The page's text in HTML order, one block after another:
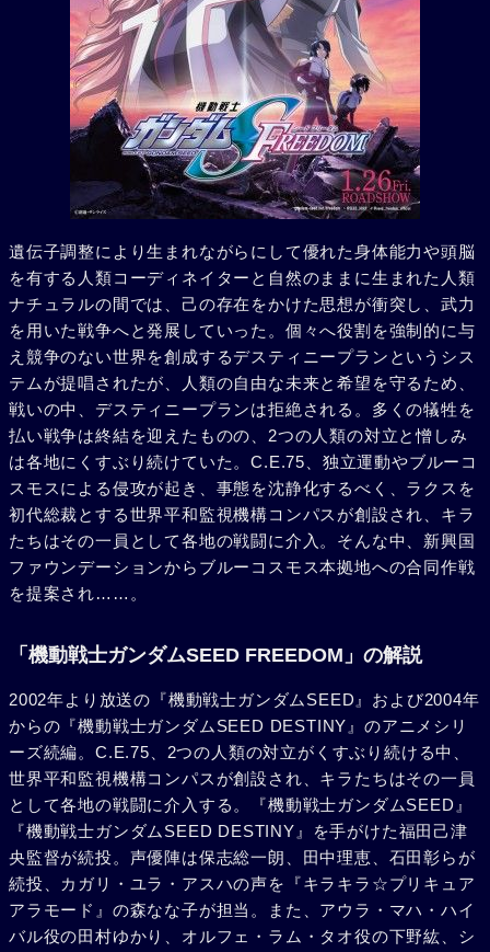
遺伝子調整により生まれながらにして優れた身体能力や頭脳
を有する人類コーディネイターと自然のままに生まれた人類
ナチュラルの間では、己の存在をかけた思想が衝突し、武力
を用いた戦争へと発展していった。個々へ役割を強制的に与
え競争のない世界を創成するデスティニープランというシス
テムが提唱されたが、人類の自由な未来と希望を守るため、
戦いの中、デスティニープランは拒絶される。多くの犠牲を
払い戦争は終結を迎えたものの、2つの人類の対立と憎しみ
は各地にくすぶり続けていた。C.E.75、独立運動やブルーコ
スモスによる侵攻が起き、事態を沈静化するべく、ラクスを
初代総裁とする世界平和監視機構コンパスが創設され、キラ
たちはその一員として各地の戦闘に介入。そんな中、新興国
ファウンデーションからブルーコスモス本拠地への合同作戦
を提案され……。
「機動戦士ガンダムSEED FREEDOM」の解説
2002年より放送の『機動戦士ガンダムSEED』および2004年
からの『機動戦士ガンダムSEED DESTINY』のアニメシリ
ーズ続編。C.E.75、2つの人類の対立がくすぶり続ける中、
世界平和監視機構コンパスが創設され、キラたちはその一員
として各地の戦闘に介入する。『機動戦士ガンダムSEED』
『機動戦士ガンダムSEED DESTINY』を手がけた福田己津
央監督が続投。声優陣は保志総一朗、田中理恵、石田彰らが
続投、カガリ・ユラ・アスハの声を『キラキラ☆プリキュア
アラモード』の森なな子が担当。また、アウラ・マハ・ハイ
バル役の田村ゆかり、オルフェ・ラム・タオ役の下野紘、シ